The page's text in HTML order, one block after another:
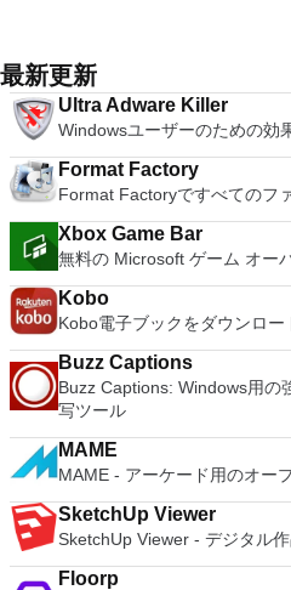
and comes with a great
impressed users as “fast,
existing ESET customers will
with a renewable offer, at the
available via the brand’s
労し、時々フリーズまたはク
を使用するには、コンソール
BIOSが必要です。
ん。 サポートされている言語
ア語、マレーシア語、セシュ
語、スペイン語、フランス語
ク、ポルスキ、ポルトガル、
スロベンツキー、スロヴェン
Svenska、Türkçe。
Writer Efficient word
presentations creator.
processing and analysis.
document file types (.docx,
free document templates.
support (iOS and Android).
many innovative features,
adjustment tool int he Writer
converter, automatic spell
It also has some neat tools
document, and converting
support. Overall, WPS Office 2016 Free is a good alternative
to Microsoft's offering. The
processor; the Presentation
effective slide show maker
multimedia presentations;
both a flexible and a powerful
トフォームにVNC Viewerをイ
は、スタンドアロンオプショ
主な機能は次のとおりです。
Connectを実行しているコンピュ
Screen Sharing（ARD）など
ソフトウェアを実行している
す。 各デバイスでVNC
バイス間の接続をバックアッ
ボードの上のスクロールバー
ート。 VNC Connectサブスクリプションには、無料、有料、
試用の3つのバージョンがあ
ンごとに、RealVNCのWebサ
ューターにVNC Connectをダ
に、RealVNCアカウントの資
シンでVNC Viewerにサインイ
ーターを確認して接続できます。 VNC Connectを
と、セッションはエンドツー
はすぐに各コンピューターを
ューターへのログインに使用
ードを入力するだけです。 WIN 7,8,8.1,10をサポートしま
ダウンロード
の増え続けるコレクションへ
か、PCまたはラップトップ
自の強化により、どこにいて
新機能は次のとおりです。 4K DHR向けに最適化 Ultra HD
Blu-ray、4K、HEVC / H.265
ト全画面モードで21：9モニ
オンのミニビューでYouTube
Vimeoで4K HDRおよび360ビ
の向上：Microsoft Mixed
およびOculus Riftをサポート
注：これは商用トライアルです
最新更新
Ultra Adware Killer
Windowsユーザーのための効
Format Factory
Format Factoryですべてのフ
Xbox Game Bar
無料の Microsoft ゲーム オー
Kobo
Kobo電子ブックをダウンロー
Buzz Captions
Buzz Captions: Windows用の
写ツール
MAME
MAME - アーケード用のオー
SketchUp Viewer
SketchUp Viewer - デジタル
Floorp